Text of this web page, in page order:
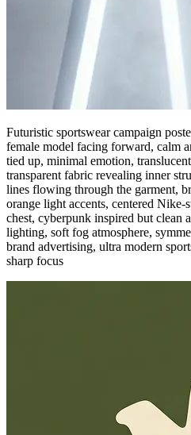
Futuristic sportswear campaign
female model facing forward, calm
tied up, minimal emotion,
transparent fabric revealing inner
lines flowing through the garment,
orange light accents, centered
chest, cyberpunk inspired but clean
lighting, soft fog atmosphere,
brand advertising, ultra modern
sharp focus